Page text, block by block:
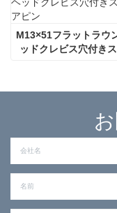
M13×51フラットラウ
ッドクレビス穴付き